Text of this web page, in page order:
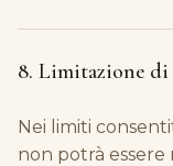
8. Limitazione di
Nei limiti
non potrà